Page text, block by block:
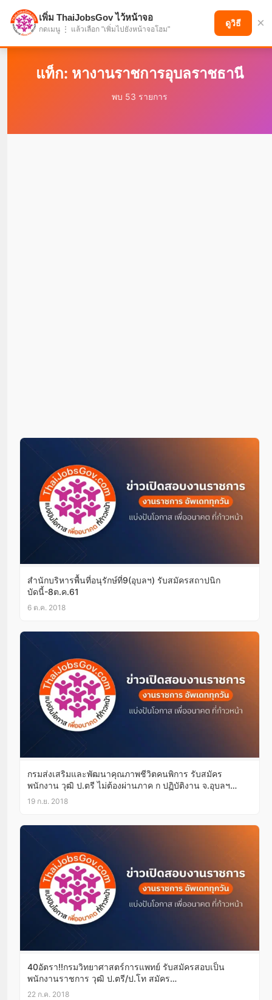
แบ่งปันโอกาส เพื่ออนาคตที่ก้าวหน้า
แท็ก: หางานราชการอุบลราชธานี
พบ 53 รายการ
สำนักบริหารพื้นที่อนุรักษ์ที่9(อุบลฯ) รับสมัครสถาปนิก
บัดนี้-8ต.ค.61
6 ต.ค. 2018
กรมส่งเสริมและพัฒนาคุณภาพชีวิตคนพิการ รับสมัคร
พนักงาน วุฒิ ป.ตรี ไม่ต้องผ่านภาค ก ปฏิบัติงาน จ.อุบลฯ
บัดนี้-24ก.ย.61
19 ก.ย. 2018
40อัตรา!!กรมวิทยาศาสตร์การแพทย์ รับสมัครสอบเป็น
พนักงานราชการ วุฒิ ป.ตรี/ป.โท สมัคร
ออนไลน์26ก.ค.-3ส.ค.61
22 ก.ค. 2018
เพิ่ม ThaiJobsGov ไว้หน้าจอ
กดเมนู ⋮ แล้วเลือก "เพิ่มไปยังหน้าจอโฮม"
ดูวิธี ×